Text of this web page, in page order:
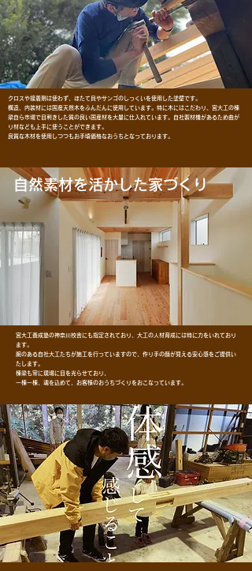
自然素材を活かした家づくり
クロスや接着剤は使わず、 ほたて貝やサンゴのしっくいを使用した塗壁です。
構造、内装材には国産天然木をふんだんに使用しています。 特に木にはこだわり、宮大工の棟
梁自ら市場で目利きした質の良い国産材を大量に仕入れています。
自社製材機があるため曲が
り材なども上手に使うことができます。
良質な木材を使用しつつも お手頃価格なおうちとなっております。
宮大工養成塾の神奈川校舎にも指定されており、大工の人材育成には特に力をいれており
ます。
腕のある自社大工たちが施工を行っていますので、作り手の顔が見える安心感をご提供い
たします。
棟梁も常に現場に目を光らせており、
一棟一棟、魂を込めて、お客様のおうちづくりをおこなっています。